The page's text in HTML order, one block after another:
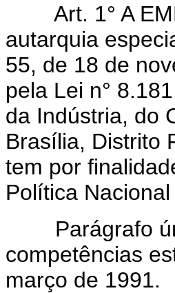
Art. 1° A
autarquia
55, de 18 de
pela Lei n°
da Indústria, do
Brasília, Distrito
tem por
Política
Parágrafo
competências
março de 1991.